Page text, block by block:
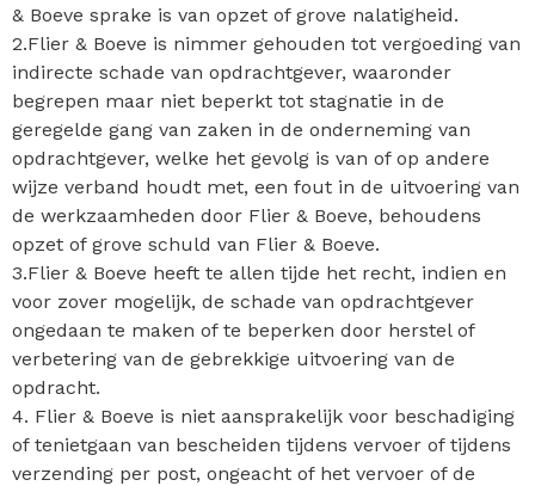
& Boeve sprake is van opzet of grove nalatigheid.
2.Flier & Boeve is nimmer gehouden tot vergoeding van
indirecte schade van opdrachtgever, waaronder
begrepen maar niet beperkt tot stagnatie in de
geregelde gang van zaken in de onderneming van
opdrachtgever, welke het gevolg is van of op andere
wijze verband houdt met, een fout in de uitvoering van
de werkzaamheden door Flier & Boeve, behoudens
opzet of grove schuld van Flier & Boeve.
3.Flier & Boeve heeft te allen tijde het recht, indien en
voor zover mogelijk, de schade van opdrachtgever
ongedaan te maken of te beperken door herstel of
verbetering van de gebrekkige uitvoering van de
opdracht.
4. Flier & Boeve is niet aansprakelijk voor beschadiging
of tenietgaan van bescheiden tijdens vervoer of tijdens
verzending per post, ongeacht of het vervoer of de